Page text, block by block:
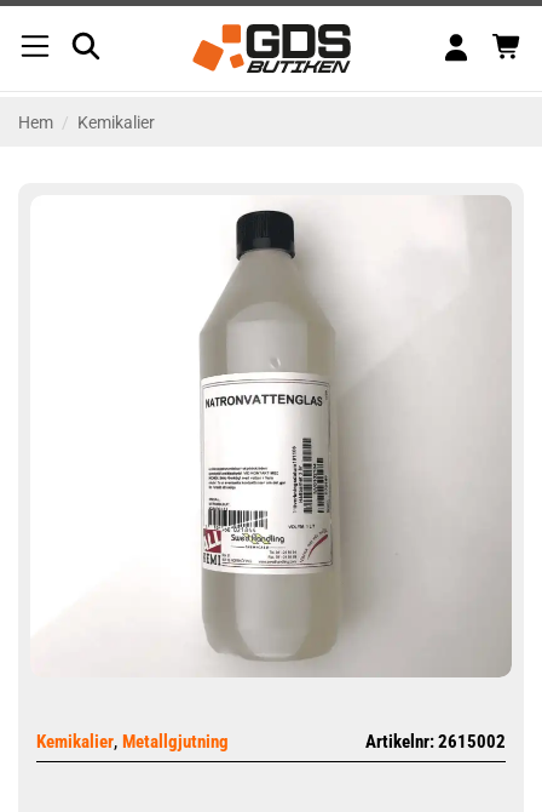
Hem / Kemikalier
Kemikalier, Metallgjutning Artikelnr: 2615002